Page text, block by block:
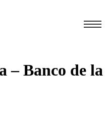
– Banco de la